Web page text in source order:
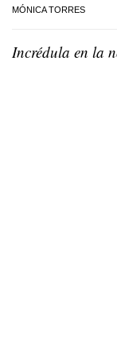
MÓNICA TORRES
Incrédula en la